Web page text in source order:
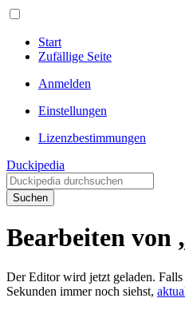
Start
Zufällige Seite
Anmelden
Einstellungen
Lizenzbestimmungen
Duckipedia
Suchen
Bearbeiten von
Der Editor wird jetzt geladen.
Sekunden immer noch siehst,